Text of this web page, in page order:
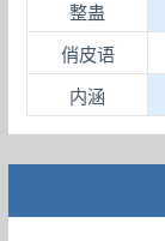
整蛊
俏皮语
内涵